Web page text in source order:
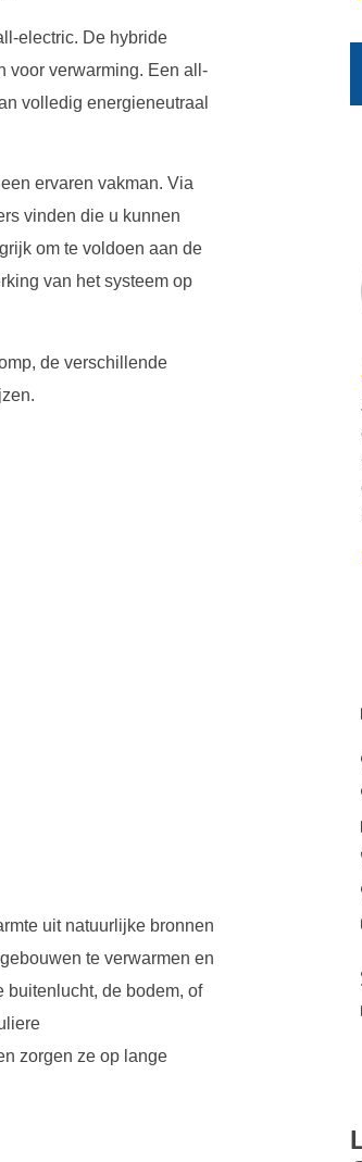
electric. De hybride
voor verwarming. Een all-
volledig energieneutraal
ervaren vakman. Via
vinden die u kunnen
om te voldoen aan de
van het systeem op
de verschillende
uit natuurlijke bronnen
te verwarmen en
buitenlucht, de bodem, of
zorgen ze op lange